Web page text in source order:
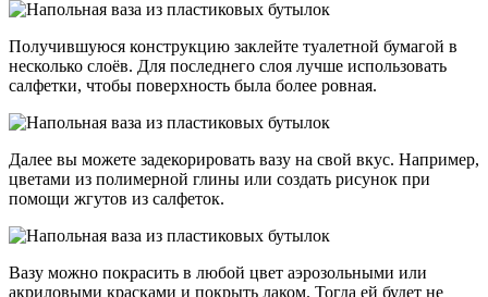
Получившуюся конструкцию заклейте туалетной бумагой в
несколько слоёв. Для последнего слоя лучше использовать
салфетки, чтобы поверхность была более ровная.
Далее вы можете задекорировать вазу на свой вкус. Например,
цветами из полимерной глины или создать рисунок при
помощи жгутов из салфеток.
Вазу можно покрасить в любой цвет аэрозольными или
акриловыми красками и покрыть лаком. Тогда ей будет не